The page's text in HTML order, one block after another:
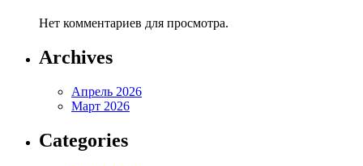
Нет комментариев для просмотра.
Archives
Апрель 2026
Март 2026
Categories